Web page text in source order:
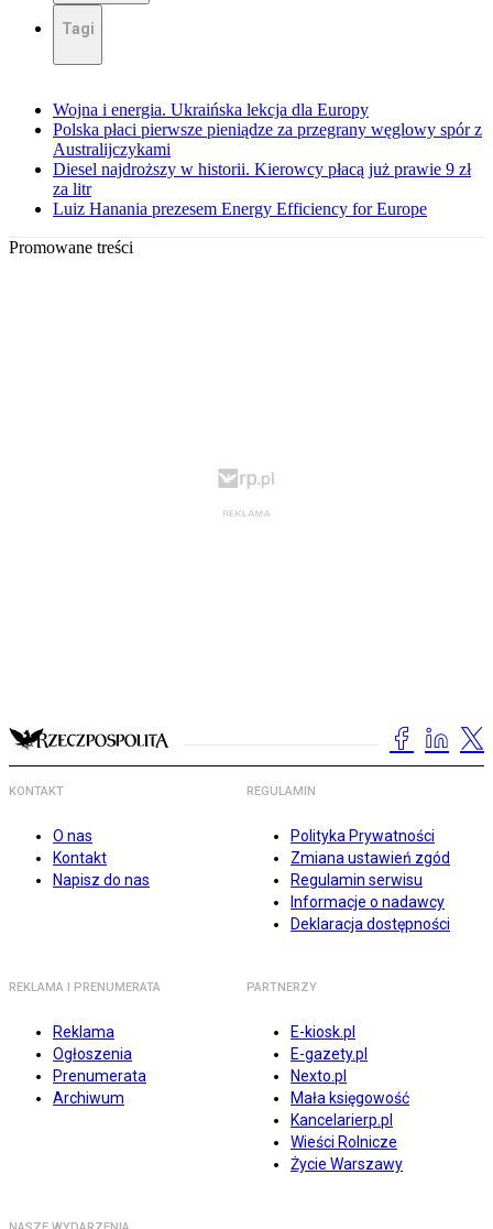
Tagi
Wojna i energia. Ukraińska lekcja dla Europy
Polska płaci pierwsze pieniądze za przegrany węglowy spór z
Australijczykami
Diesel najdroższy w historii. Kierowcy płacą już prawie 9 zł
za litr
Luiz Hanania prezesem Energy Efficiency for Europe
Promowane treści
KONTAKT
O nas
Kontakt
Napisz do nas
REGULAMIN
Polityka Prywatności
Zmiana ustawień zgód
Regulamin serwisu
Informacje o nadawcy
Deklaracja dostępności
REKLAMA I PRENUMERATA
Reklama
Ogłoszenia
Prenumerata
Archiwum
PARTNERZY
E-kiosk.pl
E-gazety.pl
Nexto.pl
Mała księgowość
Kancelarierp.pl
Wieści Rolnicze
Życie Warszawy